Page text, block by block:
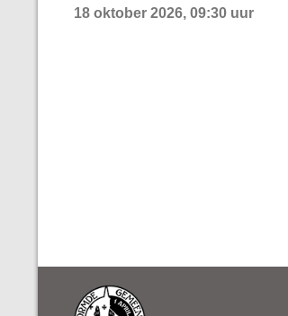
18 oktober 2026, 09:30 uur